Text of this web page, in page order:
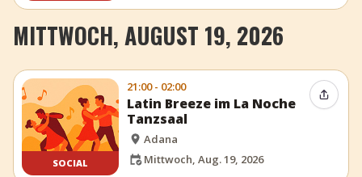
MITTWOCH, AUGUST 19, 2026
SOCIAL
21:00 - 02:00
Latin Breeze im La Noche
Tanzsaal
Adana
Mittwoch, Aug. 19, 2026
Event